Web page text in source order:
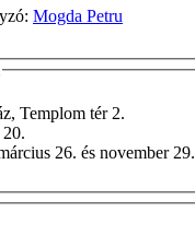
Mogda Petru
Templom tér 2.
20.
március 26. és november 29.